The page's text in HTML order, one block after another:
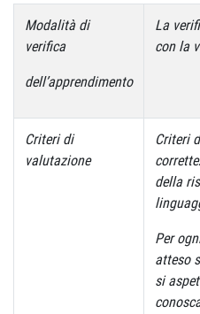
Modalità di
verifica
dell’apprendimento
La
con la
Criteri di
valutazione
Criteri
della
Per
atteso
si